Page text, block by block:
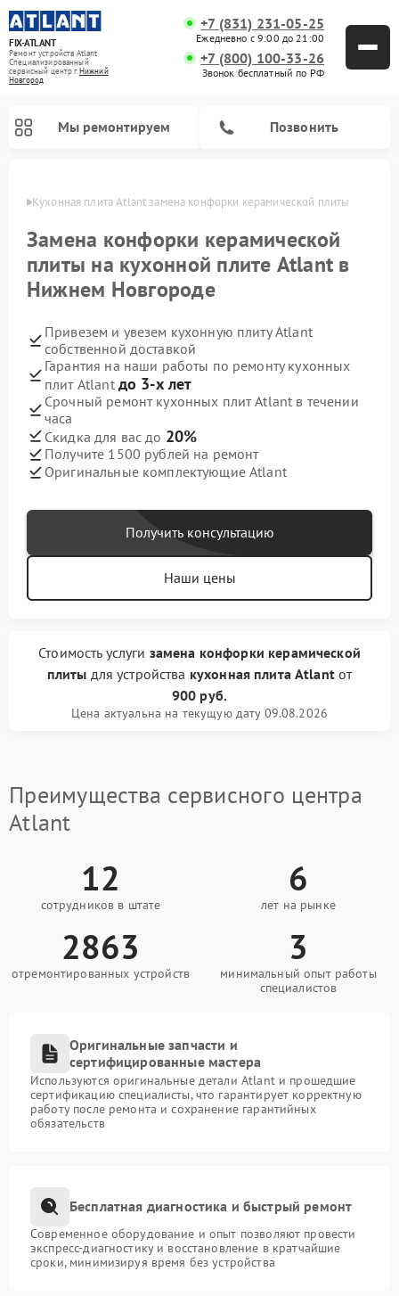
FIX-ATLANT
Ремонт устройств Atlant
Специализированный
cервисный центр г.Нижний
Новгород
+7 (831) 231-05-25
Ежедневно с 9:00 до 21:00
+7 (800) 100-33-26
Звонок бесплатный по РФ
Мы ремонтируем Позвонить
Кухонная плита Atlant замена конфорки керамической плиты
Замена конфорки керамической
плиты на кухонной плите Atlant в
Нижнем Новгороде
Привезем и увезем кухонную плиту Atlant
собственной доставкой
Гарантия на наши работы по ремонту кухонных
плит Atlant до 3-х лет
Срочный ремонт кухонных плит Atlant в течении
часа
Скидка для вас до 20%
Получите 1500 рублей на ремонт
Оригинальные комплектующие Atlant
Получить консультацию
Наши цены
Стоимость услуги замена конфорки керамической
плиты для устройства кухонная плита Atlantот
900 руб.
Цена актуальна на текущую дату 09.08.2026
Преимущества сервисного центра
Atlant
12
сотрудников в штате
6
лет на рынке
2863
отремонтированных устройств
3
минимальный опыт работы
специалистов
Оригинальные запчасти и
сертифицированные мастера
Используются оригинальные детали Atlant и прошедшие
сертификацию специалисты, что гарантирует корректную
работу после ремонта и сохранение гарантийных
обязательств
Бесплатная диагностика и быстрый ремонт
Современное оборудование и опыт позволяют провести
экспресс-диагностику и восстановление в кратчайшие
сроки, минимизируя время без устройства